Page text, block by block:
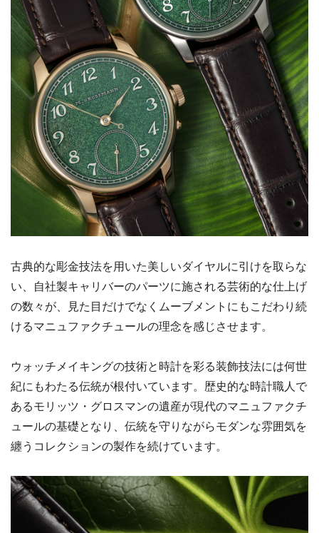
古典的な彫金技法を用いた美しいダイヤルに引けを取らな
い、自社製キャリバーのパーツに施される芸術的な仕上げ
の数々が、見た目だけでなくムーブメントにもこだわり続
けるマニュファクチュールの理念を感じさせます。
ウォッチメイキングの技術と時計を彩る装飾技法には何世
紀にもわたる伝統が根付いています。歴史的な時計職人で
あるモリッツ・グロスマンの遺産が現代のマニュファクチ
ュールの基礎となり、伝統を守りながらモダンな雰囲気を
纏うコレクションの製作を続けています。